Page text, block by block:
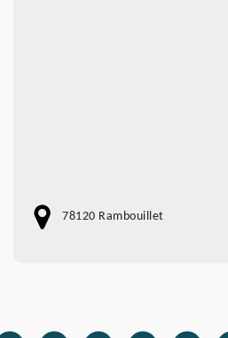
78120 Rambouillet